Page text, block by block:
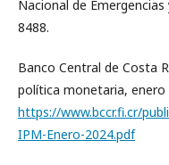
Nacional de
8488.
Banco Central de Costa
política monetaria, enero
https://www.bccr.fi.cr/
IPM-Enero-2024.pdf